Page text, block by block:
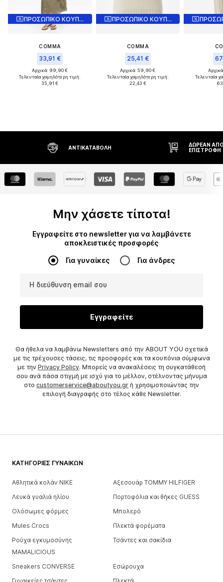
ΠΡΟΣΩΠΙΚΟ ΚΟΥΠΟΝΙ
COMMA
33,91 €
Αρχικά: 99,90 €
Τελευταία χαμηλότερη τιμή:
35,91 €
ΠΡΟΣΩΠΙΚΟ ΚΟΥΠΟΝΙ
COMMA
25,41 €
Αρχικά: 59,90 €
Τελευταία χαμηλότερη τιμή:
22,43 €
Τελευταία
ΑΝΤΙΚΑΤΑΒΟΛΉ
ΔΩΡΕΆΝ
ΕΠΙΣΤΡΟΦΉ
Μην χάσετε τίποτα!
Εγγραφείτε στο newsletter για να λαμβάνετε
αποκλειστικές προσφορές
Για γυναίκες Για άνδρες
Η διεύθυνση email σου
Εγγραφείτε
Θα ήθελα να λαμβάνω Newsletters από την ABOUT YOU σχετικά
με τις τρέχουσες τάσεις, τις προσφορές και τα κουπόνια σύμφωνα
με την Privacy Policy. Μπορείς να ανακαλέσεις τη συγκατάθεσή
σου ανά πάσα στιγμή με ισχύ για το μέλλον, στέλνοντας μήνυμα
στο customerservice@aboutyou.gr ή χρησιμοποιώντας την
επιλογή διαγραφής στο τέλος κάθε Newsletter.
ΚΑΤΗΓΟΡΊΕΣ ΓΥΝΑΙΚΏΝ
Αθλητικά κολάν NIKE
Αξεσουάρ TOMMY HILFIGER
Λευκά γυαλιά ηλίου
Πορτοφόλια και θήκες GUESS
Ολόσωμες φόρμες
Μπολερό
Mules Crocs
Πλεκτά φορέματα
Ρούχα εγκυμοσύνης
MAMALICIOUS
Τσάντες και σακίδια
Sneakers CONVERSE
Εσώρουχα